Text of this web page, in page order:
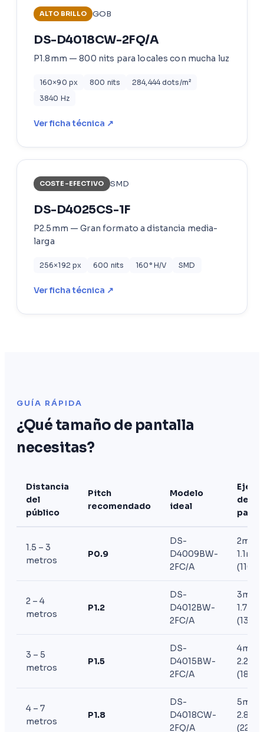
ALTO BRILLO GOB
DS-D4018CW-2FQ/A
P1.8mm — 800 nits para locales con mucha luz
160×90 px 800 nits
284,444 dots/m²
3840 Hz
Ver ficha técnica ↗
COSTE-EFECTIVO SMD
DS-D4025CS-1F
P2.5mm — Gran formato a distancia media-
larga
256×192 px 600 nits 160° H/V SMD
Ver ficha técnica ↗
GUÍA RÁPIDA
¿Qué tamaño de pantalla
necesitas?
Distancia
del
público
Pitch
recomendado
Modelo
ideal
de
1.5 – 3
metros
P0.9
DS-
D4009BW-
2FC/A
2m ×
1.1m
(110”)
2 – 4
metros
P1.2
DS-
D4012BW-
2FC/A
3m ×
1.7m
(135”)
3 – 5
metros
P1.5
DS-
D4015BW-
2FC/A
4m ×
2.25m
(180”)
4 – 7
metros
P1.8
DS-
D4018CW-
2FQ/A
5m ×
2.8m
(220”)